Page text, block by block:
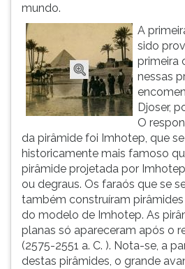
mundo.
A
sido
primeira
nessas
Djoser,
O
da pirâmide foi Imhotep, que
historicamente mais famoso
pirâmide projetada por
ou degraus. Os faraós que se
também construíram
do modelo de Imhotep. As
planas só apareceram após o
(2575-2551 a. C. ). Nota-se, a
destas pirâmides, o grande